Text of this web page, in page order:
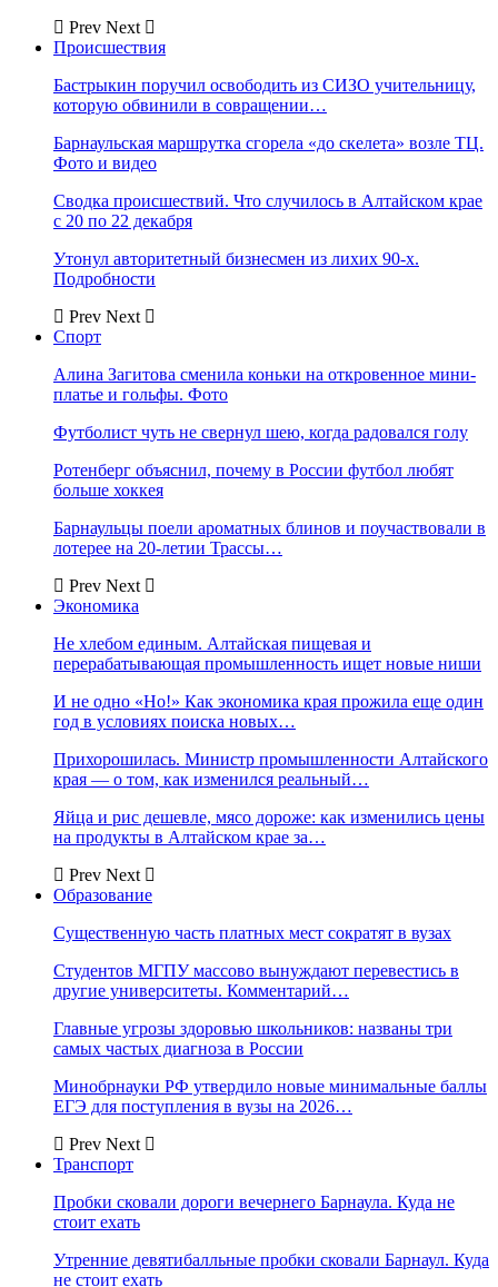
Prev Next
Происшествия
Бастрыкин поручил освободить из СИЗО учительницу,
которую обвинили в совращении…
Барнаульская маршрутка сгорела «до скелета» возле ТЦ.
Фото и видео
Сводка происшествий. Что случилось в Алтайском крае
с 20 по 22 декабря
Утонул авторитетный бизнесмен из лихих 90-х.
Подробности
Prev Next
Спорт
Алина Загитова сменила коньки на откровенное мини-
платье и гольфы. Фото
Футболист чуть не свернул шею, когда радовался голу
Ротенберг объяснил, почему в России футбол любят
больше хоккея
Барнаульцы поели ароматных блинов и поучаствовали в
лотерее на 20-летии Трассы…
Prev Next
Экономика
Не хлебом единым. Алтайская пищевая и
перерабатывающая промышленность ищет новые ниши
И не одно «Но!» Как экономика края прожила еще один
год в условиях поиска новых…
Прихорошилась. Министр промышленности Алтайского
края — о том, как изменился реальный…
Яйца и рис дешевле, мясо дороже: как изменились цены
на продукты в Алтайском крае за…
Prev Next
Образование
Существенную часть платных мест сократят в вузах
Студентов МГПУ массово вынуждают перевестись в
другие университеты. Комментарий…
Главные угрозы здоровью школьников: названы три
самых частых диагноза в России
Минобрнауки РФ утвердило новые минимальные баллы
ЕГЭ для поступления в вузы на 2026…
Prev Next
Транспорт
Пробки сковали дороги вечернего Барнаула. Куда не
стоит ехать
Утренние девятибалльные пробки сковали Барнаул. Куда
не стоит ехать